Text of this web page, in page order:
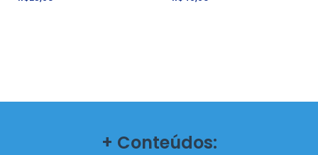
+ Conteúdos: